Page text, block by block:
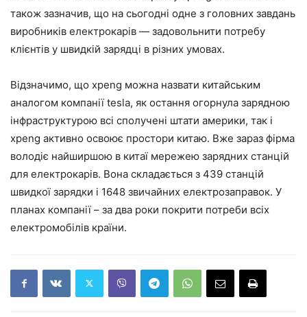
також зазначив, що на сьогодні одне з головних завдань
виробників електрокарів — задовольнити потребу
клієнтів у швидкій зарядці в різних умовах.
Відзначимо, що xpeng можна назвати китайським
аналогом компанії tesla, як остання огорнула зарядною
інфраструктурою всі сполучені штати америки, так і
xpeng активно освоює простори китаю. Вже зараз фірма
володіє найширшою в китаї мережею зарядних станцій
для електрокарів. Вона складається з 439 станцій
швидкої зарядки і 1648 звичайних електрозаправок. У
планах компанії – за два роки покрити потреби всіх
електромобілів країни.